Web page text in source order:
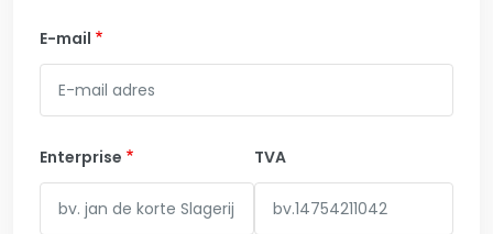
E-mail
Enterprise TVA